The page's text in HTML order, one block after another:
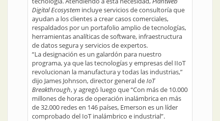
Digital Ecosystem incluye servicios de consultoría que
ayudan a los clientes a crear casos comerciales,
respaldados por un portafolio amplio de tecnologías,
herramientas analíticas de software, infraestructura
de datos segura y servicios de expertos.
“La designación es un galardón para nuestro
programa, ya que las tecnologías y empresas del IIoT
revolucionan la manufactura y todas las industrias,”
dijo James Johnson, director general deIoT
Breakthrough, y agregó luego que “Con más de 10.000
millones de horas de operación inalámbrica en más
de 32.000 redes en 146 países, Emerson es un líder
comprobado del IoT inalámbrico e industrial”.